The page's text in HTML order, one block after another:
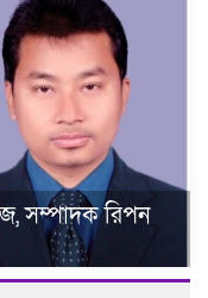
সম্পাদক রিপন